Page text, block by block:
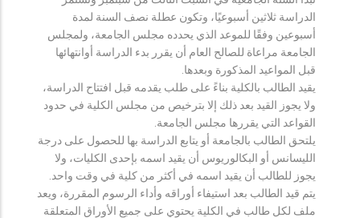
الدراسة ثلاثين أسبوعيًا، وتكون عطلة نصف السنة لمدة
أسبوعين وفقًا للموعد الذي يحدده مجلس الجامعة، ولمجلس
الجامعة مراعاة للصالح العام أن يقرر بدء الدراسة أوانتهائها
قبل المواعيد المذكورة وبعدها.
يقيد الطالب بالكلية بناءً على طلب يقدمه قبل افتتاح الدراسة،
ولا يجوز القيد بعد ذلك إلا بترخيص من مجلس الكلية في حدود
القواعد التي يقررها مجلس الجامعة.
يلتحق الطالب بالجامعة أو يتابع الدراسة بها للحصول على درجة
الليسانس أو البكالوريوس أن يقيد اسمه بإحدى الكليات، ولا
يجوز للطالب أن يقيد اسمه في أكثر من كلية في وقت واحد.
يتم قيد الطالب بعد استيفاء أوراقه وأداء الرسوم المقررة، ويعد
ملف لكل طالب في الكلية يحتوي على جميع الأوراق المتعلقة